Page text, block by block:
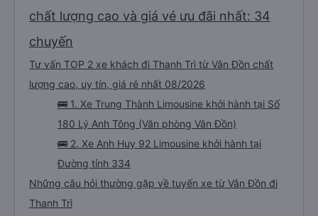
chất lượng cao và giá vé ưu đãi nhất: 34
chuyến
Tư vấn TOP 2 xe khách đi Thanh Trì từ Vân Đồn chất
lượng cao, uy tín, giá rẻ nhất 08/2026
🚌 1. Xe Trung Thành Limousine khởi hành tại Số
180 Lý Anh Tông (Văn phòng Vân Đồn)
🚌 2. Xe Anh Huy 92 Limousine khởi hành tại
Đường tỉnh 334
Những câu hỏi thường gặp về tuyến xe từ Vân Đồn đi
Thanh Trì